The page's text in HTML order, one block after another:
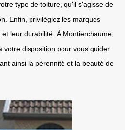
type de toiture, qu'il s'agisse de
Enfin, privilégiez les marques
leur durabilité. À Montierchaume,
votre disposition pour vous guider
ainsi la pérennité et la beauté de